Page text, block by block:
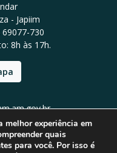
- Japiim
69077-730
8h às 17h.
9911
experiência em
quais
para você. Por isso é